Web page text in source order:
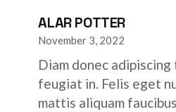
ALAR POTTER
November 3, 2022
Diam donec
feugiat in. Felis eget
mattis aliquam